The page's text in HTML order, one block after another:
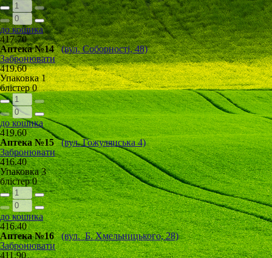
до кошика
417.70
Аптека №14
(вул. Соборності, 48)
Забронювати
419.60
Упаковка1
блістер0
до кошика
419.60
Аптека №15
(вул. Гожулянська 4)
Забронювати
416.40
Упаковка3
блістер0
до кошика
416.40
Аптека №16
(вул. Б. Хмельницького, 28)
Забронювати
411.90